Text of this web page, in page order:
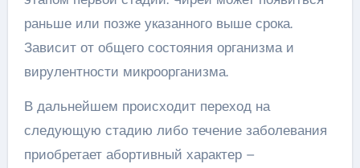
раньше или позже указанного выше срока.
Зависит от общего состояния организма и
вирулентности микроорганизма.
В дальнейшем происходит переход на
следующую стадию либо течение заболевания
приобретает абортивный характер –